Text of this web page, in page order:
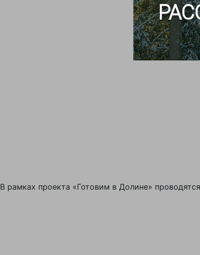
В рамках проекта «Готовим в Долине»